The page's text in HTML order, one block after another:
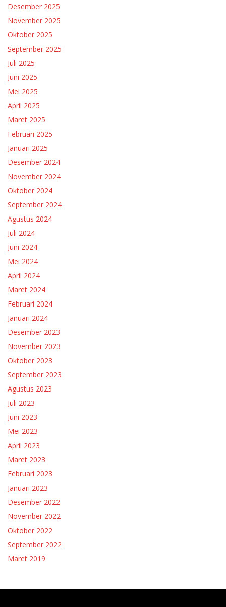
Desember 2025
November 2025
Oktober 2025
September 2025
Juli 2025
Juni 2025
Mei 2025
April 2025
Maret 2025
Februari 2025
Januari 2025
Desember 2024
November 2024
Oktober 2024
September 2024
Agustus 2024
Juli 2024
Juni 2024
Mei 2024
April 2024
Maret 2024
Februari 2024
Januari 2024
Desember 2023
November 2023
Oktober 2023
September 2023
Agustus 2023
Juli 2023
Juni 2023
Mei 2023
April 2023
Maret 2023
Februari 2023
Januari 2023
Desember 2022
November 2022
Oktober 2022
September 2022
Maret 2019